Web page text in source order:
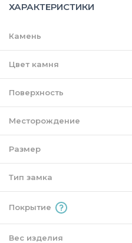
ХАРАКТЕРИСТИКИ
Камень
Цвет камня
Поверхность
Месторождение
Размер
Тип замка
Покрытие
Вес изделия